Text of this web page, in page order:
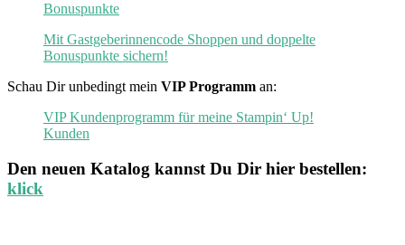
Bonuspunkte
Mit Gastgeberinnencode Shoppen und doppelte
Bonuspunkte sichern!
Schau Dir unbedingt mein VIP Programm an:
VIP Kundenprogramm für meine Stampin‘ Up!
Kunden
Den neuen Katalog kannst Du Dir hier bestellen:
klick